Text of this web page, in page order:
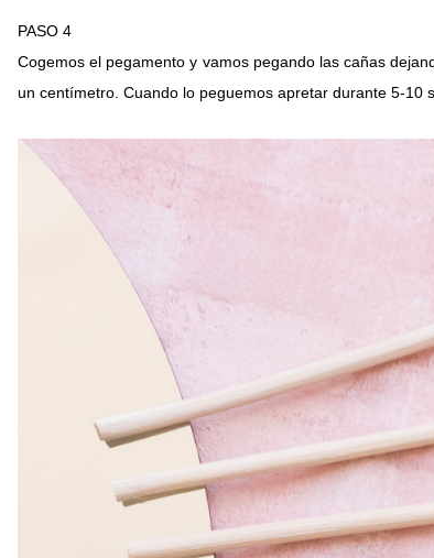
PASO 4
Cogemos el pegamento y vamos pegando las cañas
un centímetro. Cuando lo peguemos apretar durante 5-10